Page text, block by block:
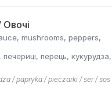
Овочі
mushrooms, peppers,
перець, кукурудза,
/ papryka / pieczarki / ser / sos